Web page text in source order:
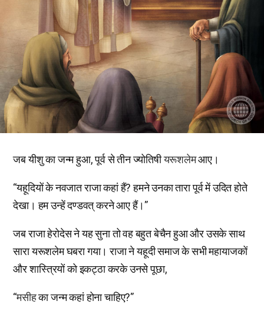
जब यीशु का जन्म हुआ, पूर्व से तीन ज्योतिषीयरूशलेमआए।
“यहूदियों के नवजात राजा कहां हैं? हमने उनका तारा पूर्व में उदित होते
देखा। हम उन्हें दण्डवत् करने आए हैं।”
जब राजा हेरोदेस ने यह सुना तो वह बहुत बेचैन हुआ और उसके साथ
सारा यरूशलेम घबरा गया। राजा ने यहूदी समाज के सभी महायाजकों
और शास्त्रियों को इकट्ठा करके उनसे पूछा,
“मसीहका जन्म कहां होना चाहिए?”